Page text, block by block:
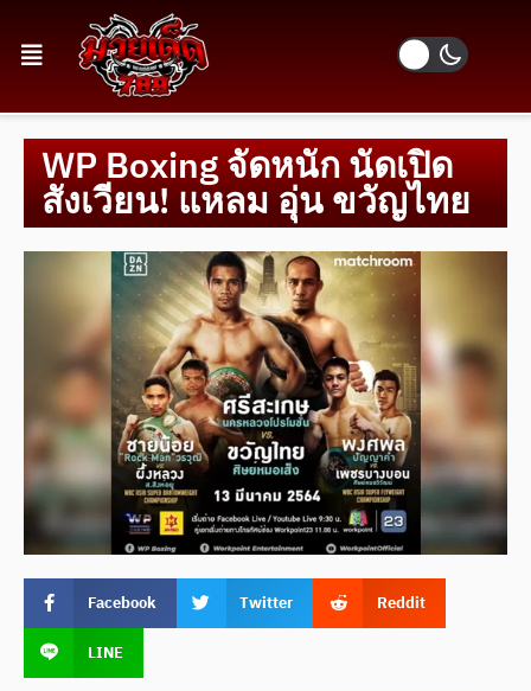
WP Boxing จัดหนัก นัดเปิด
สังเวียน! แหลม อุ่น ขวัญไทย
Facebook Twitter
Reddit
LINE